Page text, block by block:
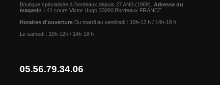
Boutique spécialisée à Bordeaux depuis 37 ANS (1989). Adresse du
magasin : 41 cours Victor Hugo 33000 Bordeaux FRANCE
Horaires d'ouverture Du mardi au vendredi : 10h-12 h / 14h-19 h
Le samedi : 10h-12h / 14h-18 h
05.56.79.34.06